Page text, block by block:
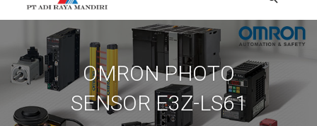
OMRON PHOTO
SENSOR E3Z-LS61